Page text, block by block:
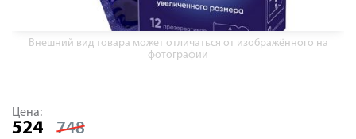
Внешний вид товара может отличаться от изображённого на
фотографии
Цена:
524 748